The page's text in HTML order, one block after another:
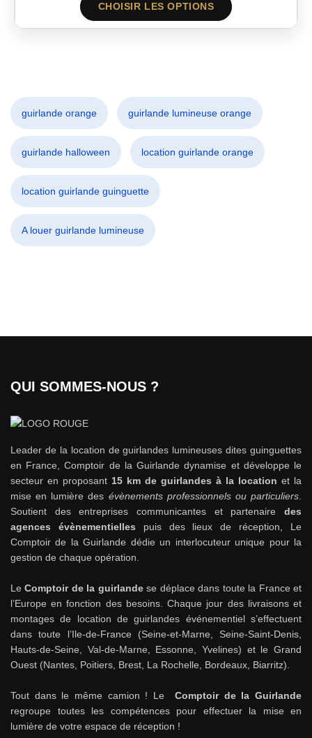
CHOISIR LES OPTIONS
guirlande orange guirlande lumineuse orange
guirlande halloween location guirlande orange
location guirlande guinguette
A louer guirlande lumineuse
QUI SOMMES-NOUS ?
Leader de la location de guirlandes lumineuses dites guinguettes
en France, Comptoir de la Guirlande dynamise et développe le
secteur en proposant 15 km de guirlandes à la location et la
mise en lumière des évènements professionnels ou particuliers.
Soutient des entreprises communicantes et partenaire des
agences évènementielles puis des lieux de réception, Le
Comptoir de la Guirlande dédie un interlocuteur unique pour la
gestion de chaque opération.
LeComptoir de la guirlandese déplace dans toute la France et
l’Europe en fonction des besoins. Chaque jour des livraisons et
montages de location de guirlandes événementiel s’effectuent
dans toute l’Ile-de-France (Seine-et-Marne, Seine-Saint-Denis,
Hauts-de-Seine, Val-de-Marne, Essonne, Yvelines) et le Grand
Ouest (Nantes, Poitiers, Brest, La Rochelle, Bordeaux, Biarritz).
Tout dans le même camion ! Le
Comptoir de la Guirlande
regroupe toutes les compétences pour effectuer la mise en
lumière de votre espace de réception !